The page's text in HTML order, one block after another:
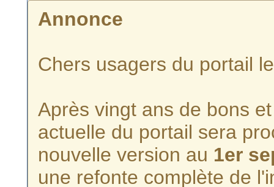
Annonce
Chers usagers du portail
Après vingt ans de bons
actuelle du portail sera
nouvelle version au 1er
une refonte complète de